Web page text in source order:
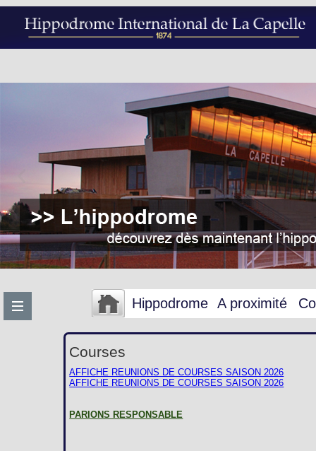
Hippodrome A proximité
Courses
AFFICHE REUNIONS DE COURSES SAISON 2026
AFFICHE REUNIONS DE COURSES SAISON 2026
PARIONS RESPONSABLE